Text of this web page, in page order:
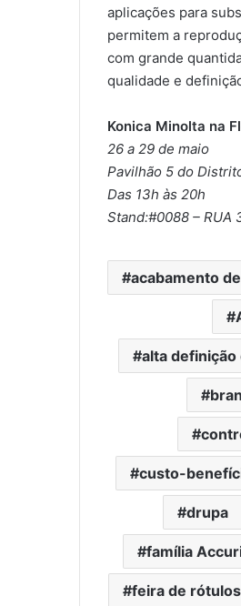
aplicações para
permitem a
com grande
qualidade e
Konica Minolta na
26 a 29 de maio
Pavilhão 5 do
Das 13h às 20h
Stand:#0088 – RUA
acabamento
alta definição
custo-
drupa
família
feira de